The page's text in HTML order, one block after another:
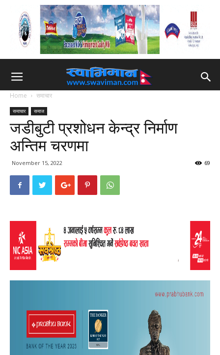
Home समाचार
समाचार समाज
जडीबुटी प्रशोधन केन्द्र निर्माण
अन्तिम चरणमा
November 15, 2022 69